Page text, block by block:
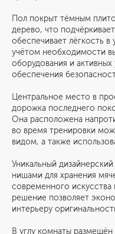
Пол покрыт тёмным
дерево, что
обеспечивает лёгкость
учётом необходимости
оборудования и
обеспечения
Центральное место в
дорожка последнего
Она расположена
во время тренировки
видом, а также
Уникальный
нишами для хранения
современного
решение позволяет
интерьеру
В углу комнаты